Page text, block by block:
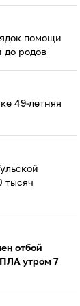
помощи
до родов
49-летняя
тысяч
отбой
утром 7